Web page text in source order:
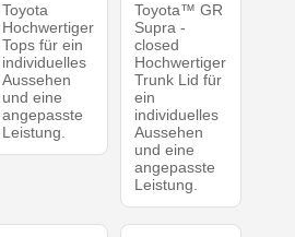
Toyota
Hochwertiger
Tops für ein
individuelles
Aussehen
und eine
angepasste
Leistung.
Toyota™ GR
Supra -
closed
Hochwertiger
Trunk Lid für
ein
individuelles
Aussehen
und eine
angepasste
Leistung.